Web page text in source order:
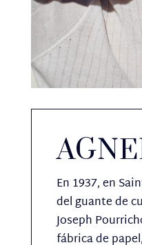
En 1937, en
del guante de
Joseph
fábrica de